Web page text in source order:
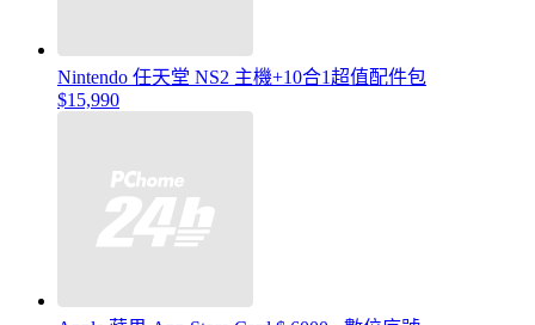
Nintendo 任天堂 NS2 主機+10合1超值配件包
$15,990